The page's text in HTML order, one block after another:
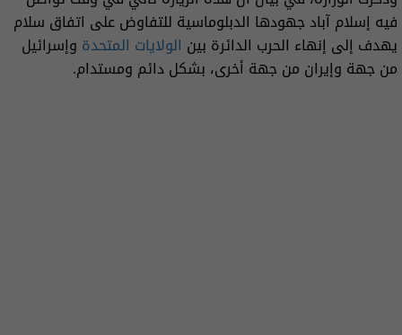
فيه إسلام آباد جهودها الدبلوماسية للتفاوض على اتفاق سلام
يهدف إلى إنهاء الحرب الدائرة بين الولايات المتحدة وإسرائيل
من جهة وإيران من جهة أخرى، بشكل دائم ومستدام.